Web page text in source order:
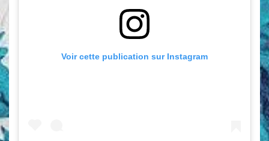
Voir cette publication sur Instagram